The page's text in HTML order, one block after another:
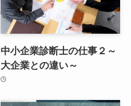
中小企業診断士の仕事２～
大企業との違い～